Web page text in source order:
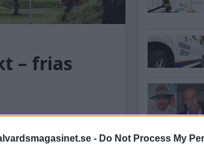
- Do Not Process My
– frias
från anklagelser
en krycka.